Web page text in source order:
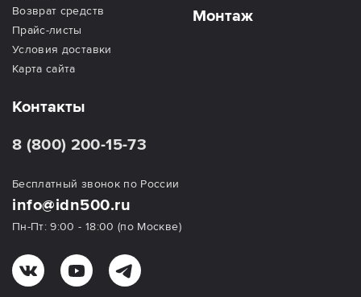
Возврат средств
Прайс-листы
Условия доставки
Карта сайта
Монтаж
Контакты
8 (800) 200-15-73
Бесплатный звонок по России
info@idn500.ru
Пн-Пт: 9:00 - 18:00 (по Москве)